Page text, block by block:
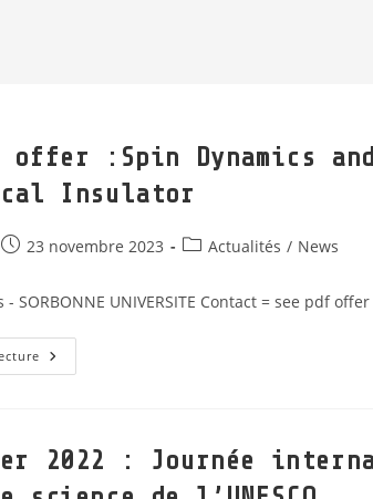
offer :Spin Dynamics
Insulator
23 novembre 2023 Actualités / News
- SORBONNE UNIVERSITE Contact = see pdf
2022 : Journée